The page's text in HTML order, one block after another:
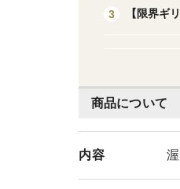
商品について
内容
3
【限界ギ